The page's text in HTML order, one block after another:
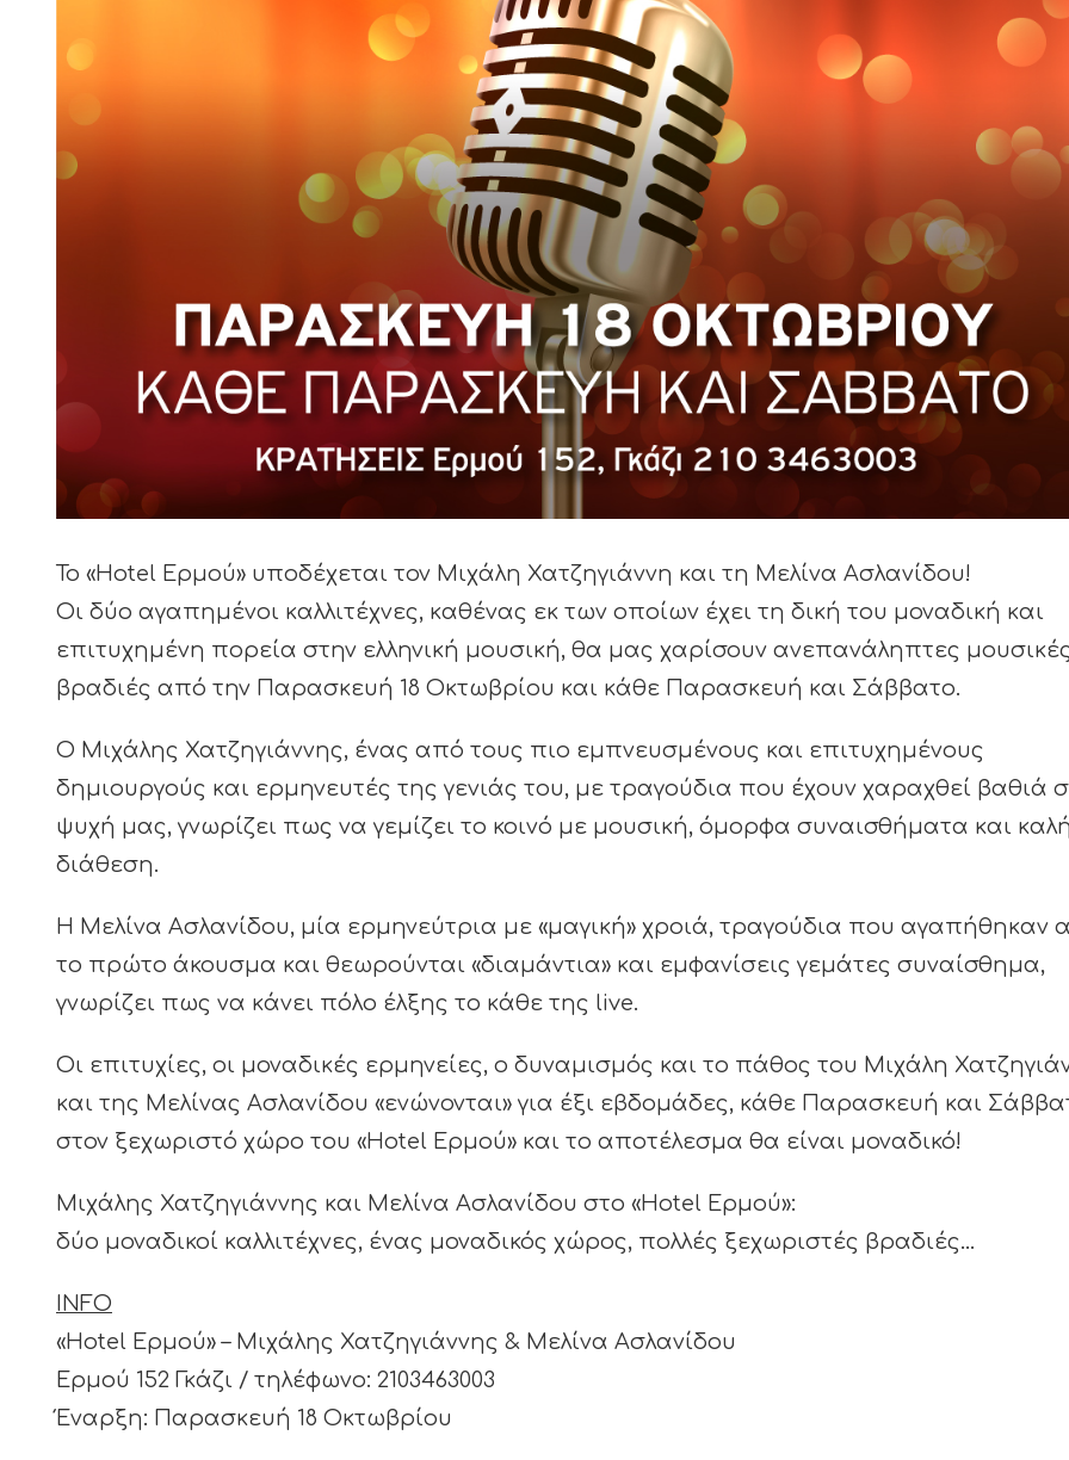
Το «Hotel Ερμού» υποδέχεται τον Μιχάλη Χατζηγιάννη και τη Μελίνα Ασλανίδου!
Οι δύο αγαπημένοι καλλιτέχνες, καθένας εκ των οποίων έχει τη δική του μοναδική και
επιτυχημένη πορεία στην ελληνική μουσική, θα μας χαρίσουν ανεπανάληπτες
βραδιές από την Παρασκευή 18 Οκτωβρίου και κάθε Παρασκευή και Σάββατο.
Ο Μιχάλης Χατζηγιάννης, ένας από τους πιο εμπνευσμένους και επιτυχημένους
δημιουργούς και ερμηνευτές της γενιάς του, με τραγούδια που έχουν χαραχθεί βαθιά
ψυχή μας, γνωρίζει πως να γεμίζει το κοινό με μουσική, όμορφα συναισθήματα και καλή
διάθεση.
Η Μελίνα Ασλανίδου, μία ερμηνεύτρια με «μαγική» χροιά, τραγούδια που αγαπήθηκαν
το πρώτο άκουσμα και θεωρούνται «διαμάντια» και εμφανίσεις γεμάτες συναίσθημα,
γνωρίζει πως να κάνει πόλο έλξης το κάθε της live.
Οι επιτυχίες, οι μοναδικές ερμηνείες, ο δυναμισμός και το πάθος του Μιχάλη
και της Μελίνας Ασλανίδου «ενώνονται» για έξι εβδομάδες, κάθε Παρασκευή και
στον ξεχωριστό χώρο του «Hotel Ερμού» και το αποτέλεσμα θα είναι μοναδικό!
Μιχάλης Χατζηγιάννης και Μελίνα Ασλανίδου στο «Hotel Ερμού»:
δύο μοναδικοί καλλιτέχνες, ένας μοναδικός χώρος, πολλές ξεχωριστές βραδιές…
INFO
«Hotel Ερμού» – Μιχάλης Χατζηγιάννης & Μελίνα Ασλανίδου
Ερμού 152 Γκάζι / τηλέφωνο: 2103463003
Έναρξη: Παρασκευή 18 Οκτωβρίου